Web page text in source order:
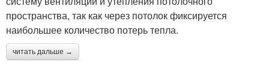
пространства, так как через потолок фиксируется
наибольшее количество потерь тепла.
читать дальше →